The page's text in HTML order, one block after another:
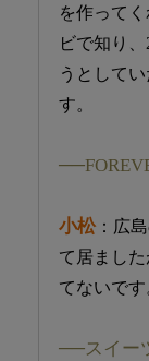
を作って
ビで知り
うとして
す。
小松：広
て居まし
てないです
──スイー